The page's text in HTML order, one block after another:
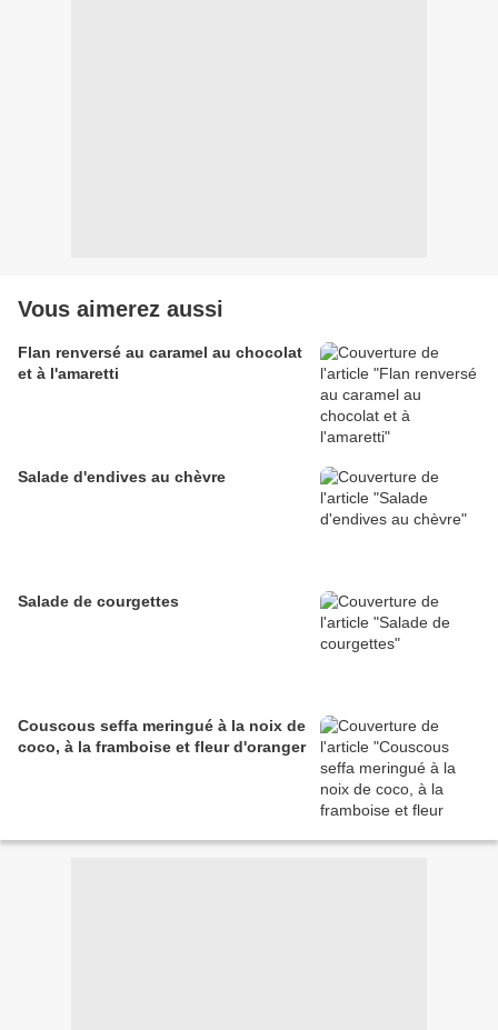
Vous aimerez aussi
Flan renversé au caramel au chocolat
et à l'amaretti
Salade d'endives au chèvre
Salade de courgettes
Couscous seffa meringué à la noix de
coco, à la framboise et fleur d'oranger